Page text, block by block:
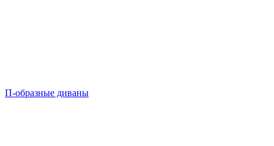
П-образные диваны